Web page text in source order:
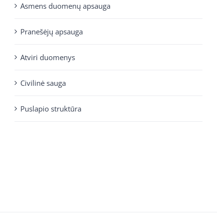
Asmens duomenų apsauga
Pranešėjų apsauga
Atviri duomenys
Civilinė sauga
Puslapio struktūra